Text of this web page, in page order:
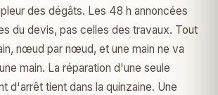
des dégâts. Les 48 h annoncées
du devis, pas celles des travaux. Tout
nœud par nœud, et une main ne va
main. La réparation d'une seule
d'arrêt tient dans la quinzaine. Une